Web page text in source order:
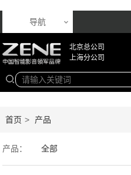
导航
北京总公司
上海分公司
首页 > 产品
产品： 全部